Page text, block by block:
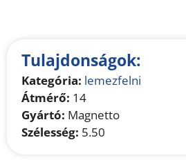
Tulajdonságok:
Kategória: lemezfelni
Átmérő: 14
Gyártó: Magnetto
Szélesség: 5.50